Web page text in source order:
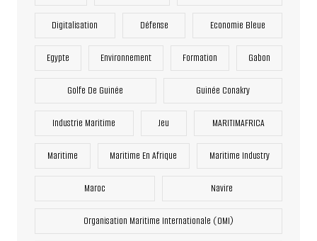
Digitalisation Défense Economie Bleue
Egypte Environnement Formation Gabon
Golfe De Guinée Guinée Conakry
Industrie Maritime Jeu MARITIMAFRICA
Maritime Maritime En Afrique Maritime Industry
Maroc Navire
Organisation Maritime Internationale (OMI)